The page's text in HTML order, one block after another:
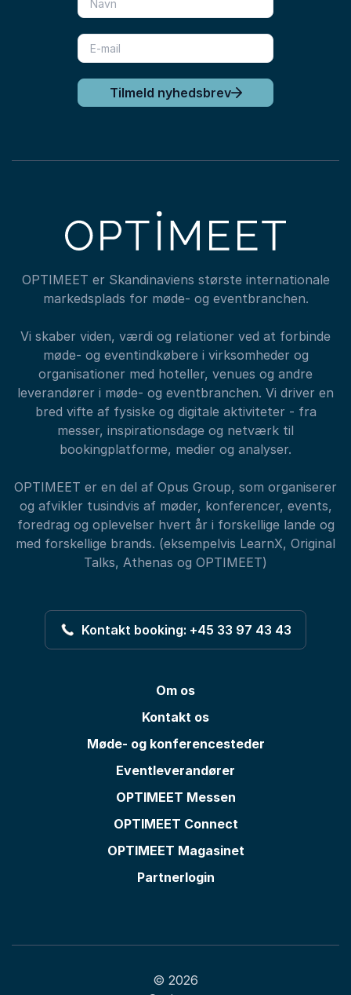
Tilmeld nyhedsbrev
OPTIMEET er Skandinaviens største internationale
markedsplads for møde- og eventbranchen.
Vi skaber viden, værdi og relationer ved at forbinde
møde- og eventindkøbere i virksomheder og
organisationer med hoteller, venues og andre
leverandører i møde- og eventbranchen. Vi driver en
bred vifte af fysiske og digitale aktiviteter - fra
messer, inspirationsdage og netværk til
bookingplatforme, medier og analyser.
OPTIMEET er en del af Opus Group, som organiserer
og afvikler tusindvis af møder, konferencer, events,
foredrag og oplevelser hvert år i forskellige lande og
med forskellige brands. (eksempelvis LearnX, Original
Talks, Athenas og OPTIMEET)
Kontakt booking: +45 33 97 43 43
Om os
Kontakt os
Møde- og konferencesteder
Eventleverandører
OPTIMEET Messen
OPTIMEET Connect
OPTIMEET Magasinet
Partnerlogin
© 2026